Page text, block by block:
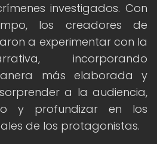
investigados. Con
los creadores de
a experimentar con la
incorporando
más elaborada y
a la audiencia,
y profundizar en los
de los protagonistas.